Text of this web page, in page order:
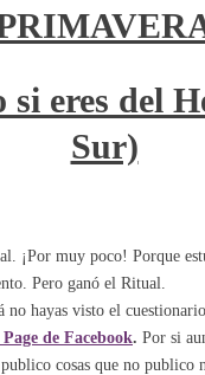
si eres del
Sur)
¡Por muy poco! Porque
Pero ganó el Ritual.
no hayas visto el
de Facebook. Por si
cosas que no